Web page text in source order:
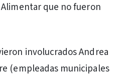
Alimentar que no fueron
involucrados Andrea
(empleadas municipales